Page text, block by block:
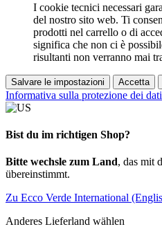
I cookie tecnici necessari
del nostro sito web. Ti
prodotti nel carrello o di
significa che non ci è
risultanti non verranno mai
Salvare le impostazioni Accetta
Informativa sulla protezione dei dati
Bist du im richtigen Shop?
Bitte wechsle zum Land, das mit
übereinstimmt.
Zu Ecco Verde International
Anderes Lieferland wählen